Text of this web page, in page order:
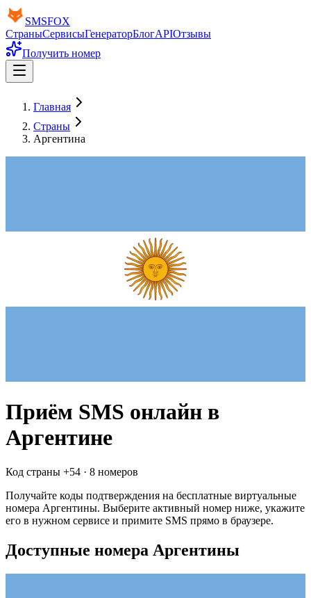
SMSFOX
СтраныСервисыГенераторБлогAPIОтзывы
Получить номер
Главная
Страны
Аргентина
Приём SMS онлайн в
Аргентине
Код страны +54 · 8 номеров
Получайте коды подтверждения на бесплатные виртуальные
номера Аргентины. Выберите активный номер ниже, укажите
его в нужном сервисе и примите SMS прямо в браузере.
Доступные номера Аргентины